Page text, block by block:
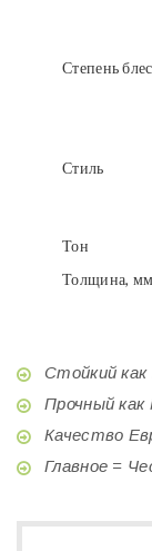
Степень
Стиль
Тон
Толщина, мм
Стойкий
Прочный
Качество
Главное =